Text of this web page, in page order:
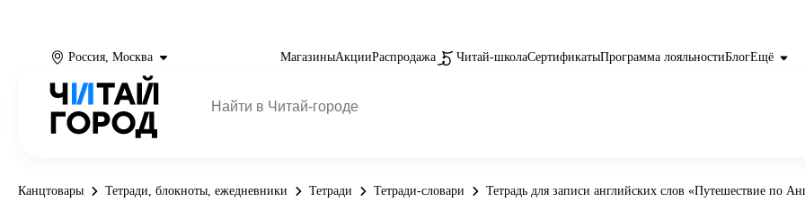
Россия, Москва МагазиныАкцииРаспродажа Читай-школаСертификатыПрограмма лояльностиБлогЕщё
Канцтовары Тетради, блокноты, ежедневники Тетради Тетради-словари Тетрадь для записи английских слов «Путешествие по